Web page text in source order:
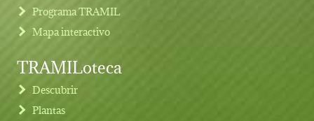
Programa TRAMIL
Mapa interactivo
TRAMILoteca
Descubrir
Plantas